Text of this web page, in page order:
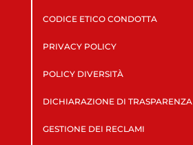
CODICE ETICO CONDOTTA
PRIVACY POLICY
POLICY DIVERSITÀ
DICHIARAZIONE DI TRASPARENZA
GESTIONE DEI RECLAMI